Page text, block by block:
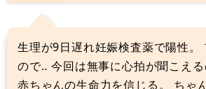
生理が9日遅れ妊娠検査薬で陽性。
ので‥ 今回は無事に心拍が聞こえ
赤ちゃんの生命力を信じる。 ちゃ